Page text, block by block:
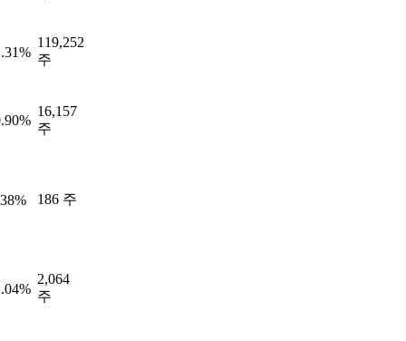
119,252
주
16,157
주
186 주
2,064
주